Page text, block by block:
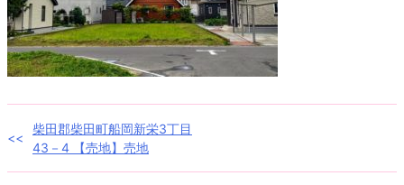
投
稿
柴田郡柴田町船岡新栄3丁目
43－4 【売地】売地